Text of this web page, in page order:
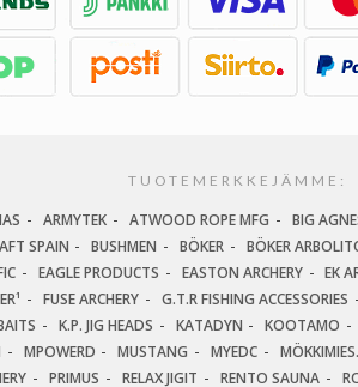
TUOTEMERKKEJÄMME:
ARMYTEK ATWOOD ROPE MFG BIG
SPAIN BUSHMEN BÖKER BÖKER
EAGLE PRODUCTS EASTON ARCHERY EK
FUSE ARCHERY G.T.R FISHING ACCESSORIES
K.P. JIG HEADS KATADYN KOOTAMO
MPOWERD MUSTANG MYEDC
PRIMUS RELAX JIGIT RENTO SAUNA